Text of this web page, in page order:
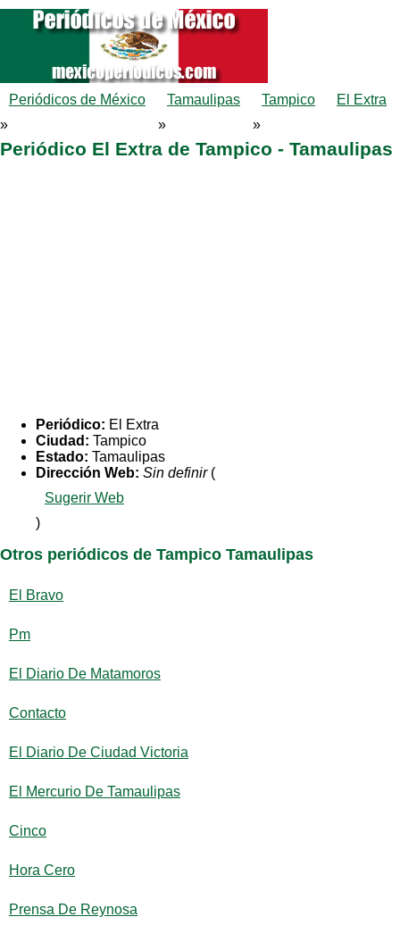
Periódicos de México
»
Tamaulipas
»
Tampico
»
El Extra
Periódico El Extra de Tampico - Tamaulipas
Periódico: El Extra
Ciudad: Tampico
Estado: Tamaulipas
Dirección Web: Sin definir(
Sugerir Web
)
Otros periódicos de Tampico Tamaulipas
El Bravo
Pm
El Diario De Matamoros
Contacto
El Diario De Ciudad Victoria
El Mercurio De Tamaulipas
Cinco
Hora Cero
Prensa De Reynosa